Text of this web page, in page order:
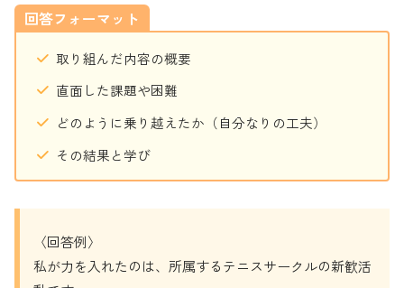
回答フォーマット
取り組んだ内容の概要
直面した課題や困難
どのように乗り越えたか（自分なりの工夫）
その結果と学び
〈回答例〉
私が力を入れたのは、所属するテニスサークルの新歓活